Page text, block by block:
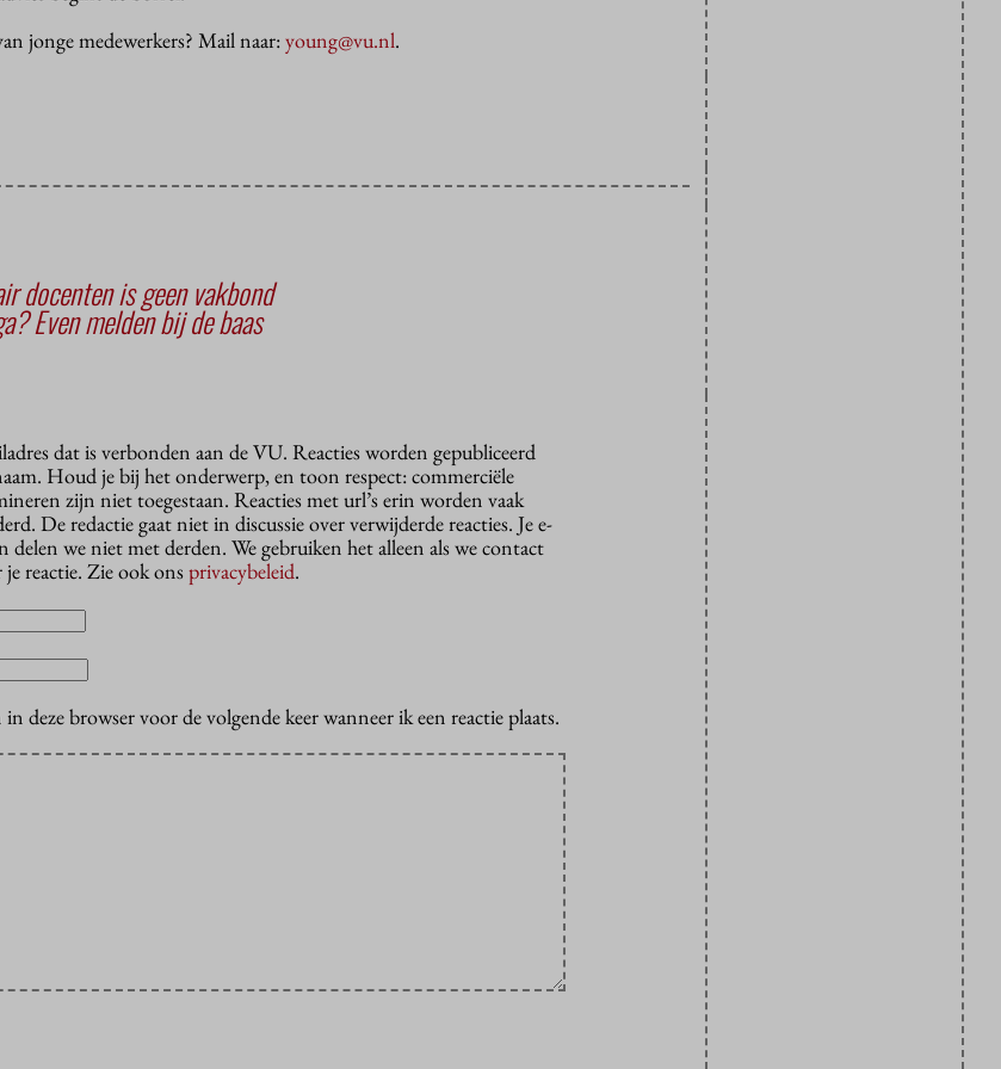
jonge medewerkers? Mail naar:young@vu.nl.
docenten is geen vakbond
Even melden bij de baas
dat is verbonden aan de VU. Reacties worden gepubliceerd
Houd je bij het onderwerp, en toon respect: commerciële
zijn niet toegestaan. Reacties met url’s erin worden vaak
De redactie gaat niet in discussie over verwijderde reacties. Je e-
delen we niet met derden. We gebruiken het alleen als we contact
reactie. Zie ook onsprivacybeleid.
deze browser voor de volgende keer wanneer ik een reactie plaats.